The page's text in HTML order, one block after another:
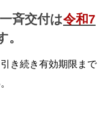
斉交付は令和7
。
き続き有効期限まで